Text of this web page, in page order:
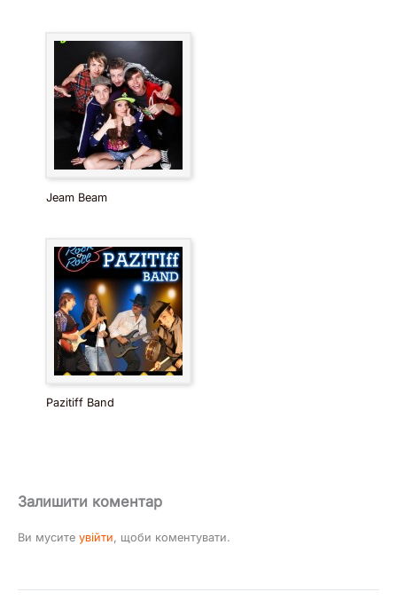
Jeam Beam
Pazitiff Band
Залишити коментар
Ви мусите увійти, щоби коментувати.